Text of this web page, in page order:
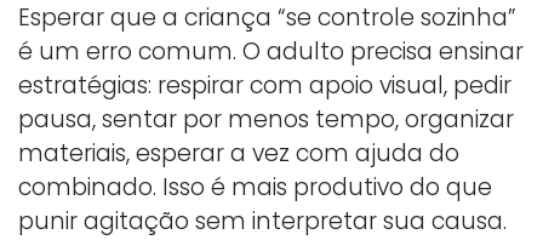
Esperar que a criança “se controle sozinha”
é um erro comum. O adulto precisa ensinar
estratégias: respirar com apoio visual, pedir
pausa, sentar por menos tempo, organizar
materiais, esperar a vez com ajuda do
combinado. Isso é mais produtivo do que
punir agitação sem interpretar sua causa.